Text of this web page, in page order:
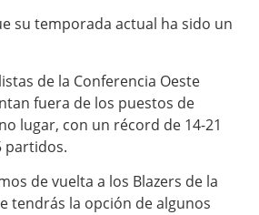
su temporada actual ha sido un
de la Conferencia Oeste
fuera de los puestos de
lugar, con un récord de 14-21
partidos.
de vuelta a los Blazers de la
tendrás la opción de algunos